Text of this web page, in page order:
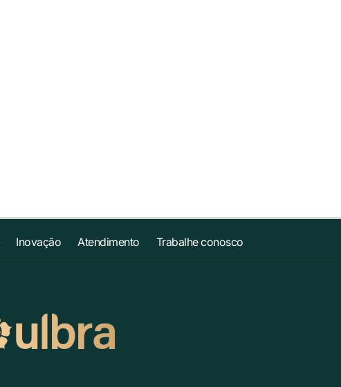
Inovação Atendimento Trabalhe conosco